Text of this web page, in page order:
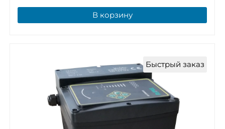
В корзину
Быстрый заказ